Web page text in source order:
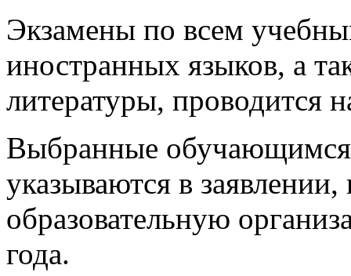
Экзамены по всем
иностранных языков, а
литературы, проводится
Выбранные
указываются в заявлении,
образовательную
года.